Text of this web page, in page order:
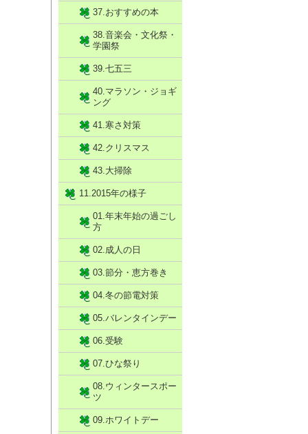
37.おすすめの本
38.音楽会・文化祭・
学園祭
39.七五三
40.マラソン・ジョギ
ング
41.寒さ対策
42.クリスマス
43.大掃除
11.2015年の様子
01.年末年始の過ごし
方
02.成人の日
03.節分・恵方巻き
04.冬の節電対策
05.バレンタインデー
06.受験
07.ひな祭り
08.ウィンタースポー
ツ
09.ホワイトデー